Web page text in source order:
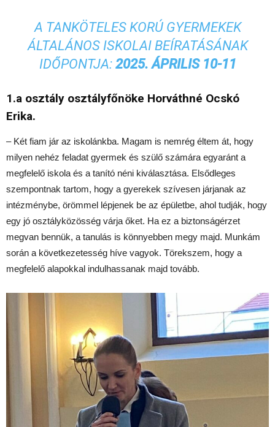
A TANKÖTELES KORÚ GYERMEKEK
ÁLTALÁNOS ISKOLAI BEÍRATÁSÁNAK
IDŐPONTJA: 2025. ÁPRILIS 10-11
1.a osztály osztályfőnöke Horváthné Ocskó
Erika.
– Két fiam jár az iskolánkba. Magam is nemrég éltem át, hogy
milyen nehéz feladat gyermek és szülő számára egyaránt a
megfelelő iskola és a tanító néni kiválasztása. Elsődleges
szempontnak tartom, hogy a gyerekek szívesen járjanak az
intézménybe, örömmel lépjenek be az épületbe, ahol tudják, hogy
egy jó osztályközösség várja őket. Ha ez a biztonságérzet
megvan bennük, a tanulás is könnyebben megy majd. Munkám
során a következetesség híve vagyok. Törekszem, hogy a
megfelelő alapokkal indulhassanak majd tovább.